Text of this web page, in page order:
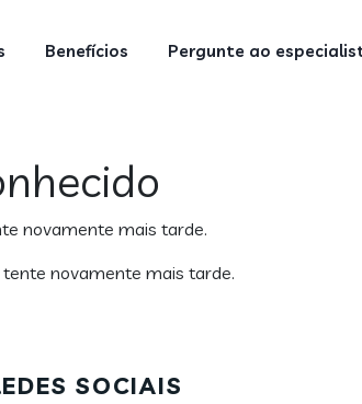
Benefícios Pergunte ao
novamente mais tarde.
novamente mais tarde.
SOCIAIS